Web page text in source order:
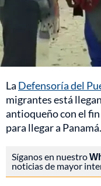
La Defensoría del
migrantes está
antioqueño con el
para llegar a Panamá.
Síganos en nuestro
noticias de mayor